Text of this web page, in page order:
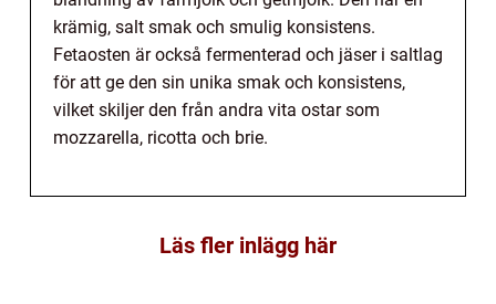
krämig, salt smak och smulig konsistens.
Fetaosten är också fermenterad och jäser i saltlag
för att ge den sin unika smak och konsistens,
vilket skiljer den från andra vita ostar som
mozzarella, ricotta och brie.
Läs fler inlägg här